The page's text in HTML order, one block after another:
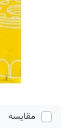
مقایسه